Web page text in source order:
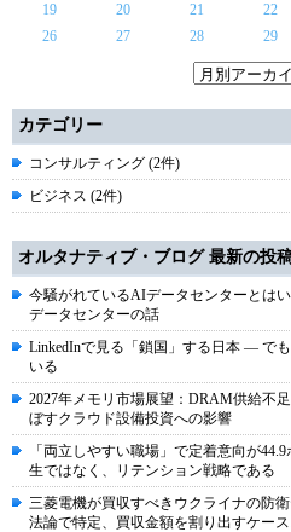
19
20 21 22
26
27 28 29
カテゴリー
コンサルティング (2件)
ビジネス (2件)
オルタナティブ・ブログ 最新の投
今騒がれているAIデータセンターとは
データセンターの話
LinkedInで見る「鎖国」する日本 ― で
いる
2027年メモリ市場展望：DRAM供給不
ぼすクラウド設備投資への影響
「両立しやすい職場」で定着意向が
生ではなく、リテンション戦略である
三菱電機が買収すべきウクライナの防
法論で特定、買収金額を割り出すケー